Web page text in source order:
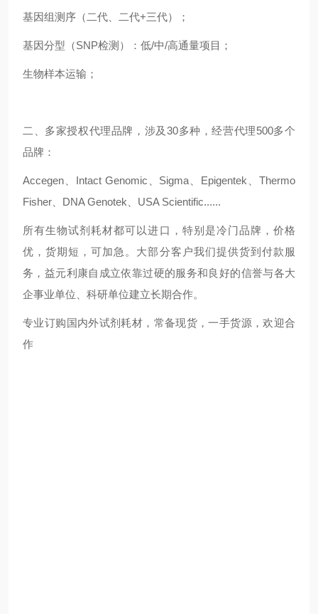
基因组测序（二代、二代+三代）；
基因分型（SNP检测）：低/中/高通量项目；
生物样本运输；
二、多家授权代理品牌，涉及30多种，经营代理500多个
品牌：
Accegen、Intact Genomic、Sigma、Epigentek、Thermo
Fisher、DNA Genotek、USA Scientific......
所有生物试剂耗材都可以进口，特别是冷门品牌，价格
优，货期短，可加急。大部分客户我们提供货到付款服
务，益元利康自成立依靠过硬的服务和良好的信誉与各大
企事业单位、科研单位建立长期合作。
专业订购国内外试剂耗材，常备现货，一手货源，欢迎合
作